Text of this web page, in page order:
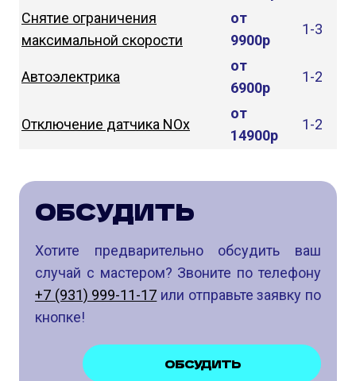
Снятие ограничения
максимальной скорости
от
9900р
1-3
Автоэлектрика
от
6900р
1-2
Отключение датчика NOx
от
14900р
1-2
ОБСУДИТЬ
Хотите предварительно обсудить ваш
случай с мастером? Звоните по телефону
+7 (931) 999-11-17 или отправьте заявку по
кнопке!
ОБСУДИТЬ